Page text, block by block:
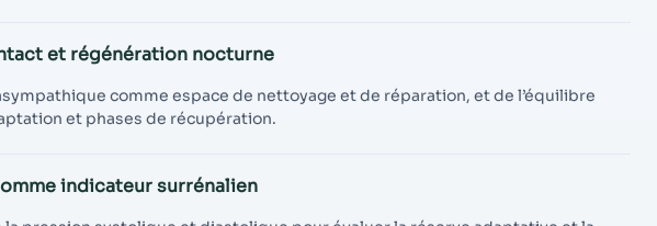
et régénération nocturne
comme espace de nettoyage et de réparation, et de l’équilibre
et phases de récupération.
indicateur surrénalien